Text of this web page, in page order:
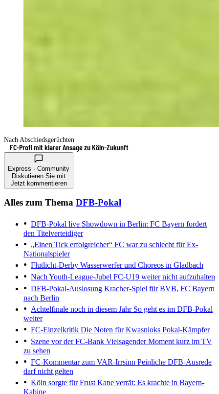
Nach Abschiedsgerüchten
FC-Profi mit klarer Ansage zu Köln-Zukunft
Express · Community
Diskutieren Sie mit
Jetzt kommentieren
Alles zum Thema DFB-Pokal
DFB-Pokal live Showdown in Berlin: FC Bayern fordert
den Titelverteidiger
„Einen Tick erfolgreicher“ FC war zu schlecht für Ex-
Nationalspieler
Flutlicht-Derby Wasserwerfer und Choreos in Gladbach
Nach Youth-League-Jubel FC-U19 weiter nicht aufzuhalten
DFB-Pokal-Auslosung Kracher-Spiel für BVB, FC Bayern
nach Berlin
Achtelfinale noch in diesem JahrSo geht es im DFB-Pokal
weiter
FC-Einzelkritik Die Noten für Kwasnioks Pokal-Kämpfer
Szene vor der FC-Bank Vielsagender Moment kurz im TV
zu sehen
FC-Kommentar zum VAR-Irrsinn Peinliche DFB-Ausrede
darf nicht gelten
Köln sorgte für Frust Kane verrät: Es krachte in Bayern-
Kabine